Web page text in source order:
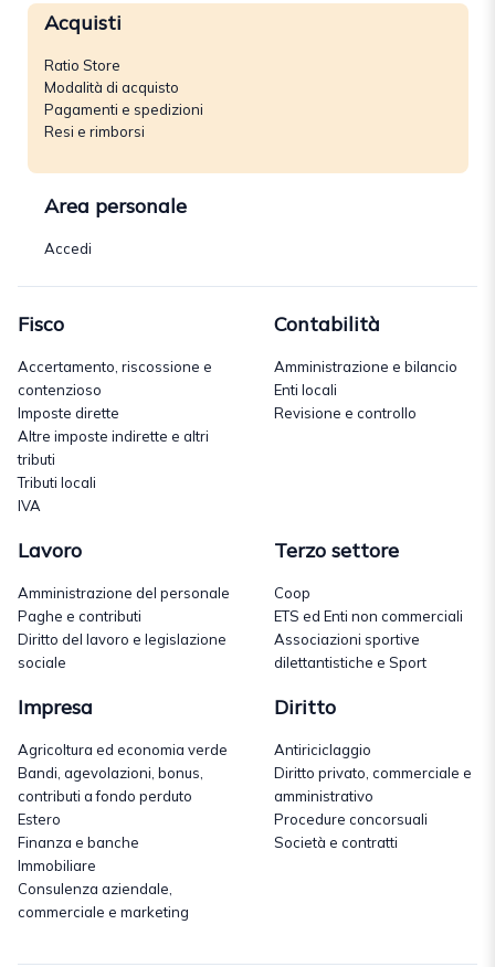
Acquisti
Ratio Store
Modalità di acquisto
Pagamenti e spedizioni
Resi e rimborsi
Area personale
Accedi
Fisco
Accertamento, riscossione e
contenzioso
Imposte dirette
Altre imposte indirette e altri
tributi
Tributi locali
IVA
Contabilità
Amministrazione e bilancio
Enti locali
Revisione e controllo
Lavoro
Amministrazione del personale
Paghe e contributi
Diritto del lavoro e legislazione
sociale
Terzo settore
Coop
ETS ed Enti non commerciali
Associazioni sportive
dilettantistiche e Sport
Impresa
Agricoltura ed economia verde
Bandi, agevolazioni, bonus,
contributi a fondo perduto
Estero
Finanza e banche
Immobiliare
Consulenza aziendale,
commerciale e marketing
Diritto
Antiriciclaggio
Diritto privato, commerciale e
amministrativo
Procedure concorsuali
Società e contratti